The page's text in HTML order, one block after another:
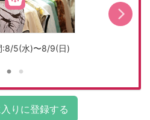
:8/5(水)〜8/9(日)